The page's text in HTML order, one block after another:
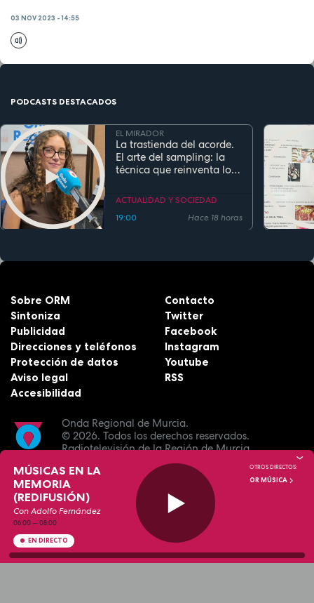
03 NOV 2023 - 14:55
PODCASTS DESTACADOS
EL MIRADOR
La trastienda del acorde.
El arte del sampling: la
técnica que reinventa los
actual
ACTUALIDAD Y SOCIEDAD
19:00
Hace 18 horas
Onda Regional de Murcia.
© 2026. Todos los derechos reservados.
Radiotelevisión de la Región de Murcia.
Sobre ORM
Sintoniza
Publicidad
Direcciones y teléfonos
Protección de datos
Aviso legal
Accesibilidad
Contacto
Twitter
Facebook
Instagram
Youtube
RSS
MÚSICAS EN LA
MEMORIA
(REDIFUSIÓN)
Con Adolfo Fernández
06:00—08:00
EN DIRECTO
OTROS DIRECTOS:
OR MÚSICA